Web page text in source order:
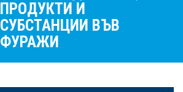
ПРОДУКТИ И
СУБСТАНЦИИ ВЪВ
ФУРАЖИ